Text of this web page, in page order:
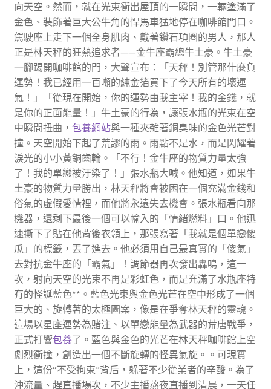
向天空。然而，就在光束衝出屋頂的一瞬間，一輛塗滿了
金色、裝飾著巨大公牛角的悍馬車猛地停在咖啡館門口。
駕駛座上走下一個全身肌肉、戴著鑽石項圈的男人，那人
正是林天秤的狂熱追求者——金牛座霸總牛土豪。牛土豪
一腳踢開咖啡館的門，大聲宣布：「天秤！別管那什麼負
運勢！我已經用一百噸的純金箔買下了今天所有的壞運
氣！」「從現在開始，你的運勢由我主宰！我的金錢，就
是你的正面能量！」牛土豪的行為，讓張水瓶的光束在空
中瞬間扭曲， 包養網站與一種夾雜著銅臭味的金色光芒對
撞。天空開始下起了荒謬的雨。雨點不是水，而是閃耀著
淚光的小小黃銅齒輪。「不行！金牛座的物質力量太強
了！我的單戀被汙染了！」張水瓶大喊。他知道，如果牛
土豪的物質力量勝出，林天秤將會被困在一個充滿金錢和
俗氣的虛假愛情裡，而他將永遠失去機會。張水瓶看向那
機器，還剩下最後一個可以輸入的「情緒燃料」口。他迅
速撕下了貼在他背後衣領上，那張寫著「我就是個單戀傻
瓜」的標籤，丟了進去。他必須用自己最真實的「傻氣」
去對抗金牛座的「霸氣」！調節器再次發出轟鳴，這一
次，射向天空的光束不再是彩虹色，而是充滿了水瓶座特
有的怪誕藍色**。藍色光束與金色光芒在空中形成了一個
巨大的、旋轉著的太極圖案，像是在爭奪林天秤的靈魂。
這場以星座運勢為賭注、以單戀能量為武器的荒唐戰爭，
正式打響包養了。藍色與金色的光芒在林天秤咖啡館上空
劇烈衝撞，創造出一個不斷旋轉的怪異氣旋。。可現實
上，這份“不受拘束”背后，躲著不少從業者的辛酸。為了
沖流量、趕直播場次，不少主播熬夜直播到清晨，一天任